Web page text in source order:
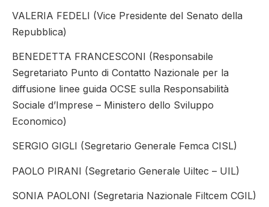
VALERIA FEDELI (Vice Presidente del Senato della
Repubblica)
BENEDETTA FRANCESCONI (Responsabile
Segretariato Punto di Contatto Nazionale per la
diffusione linee guida OCSE sulla Responsabilità
Sociale d’Imprese – Ministero dello Sviluppo
Economico)
SERGIO GIGLI (Segretario Generale Femca CISL)
PAOLO PIRANI (Segretario Generale Uiltec – UIL)
SONIA PAOLONI (Segretaria Nazionale Filtcem CGIL)